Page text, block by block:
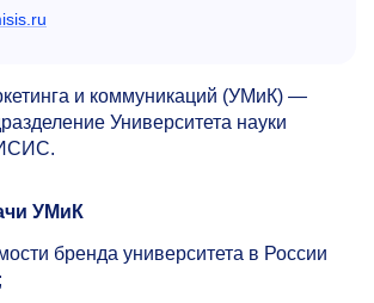
и коммуникаций (УМиК) —
Университета науки
УМиК
бренда университета в России